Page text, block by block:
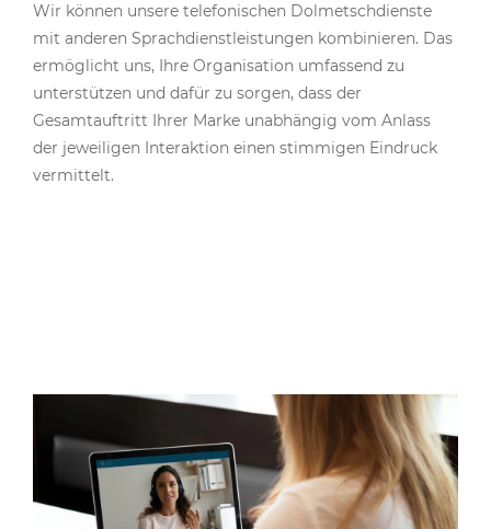
Wir können unsere telefonischen Dolmetschdienste
mit anderen Sprachdienstleistungen kombinieren. Das
ermöglicht uns, Ihre Organisation umfassend zu
unterstützen und dafür zu sorgen, dass der
Gesamtauftritt Ihrer Marke unabhängig vom Anlass
der jeweiligen Interaktion einen stimmigen Eindruck
vermittelt.